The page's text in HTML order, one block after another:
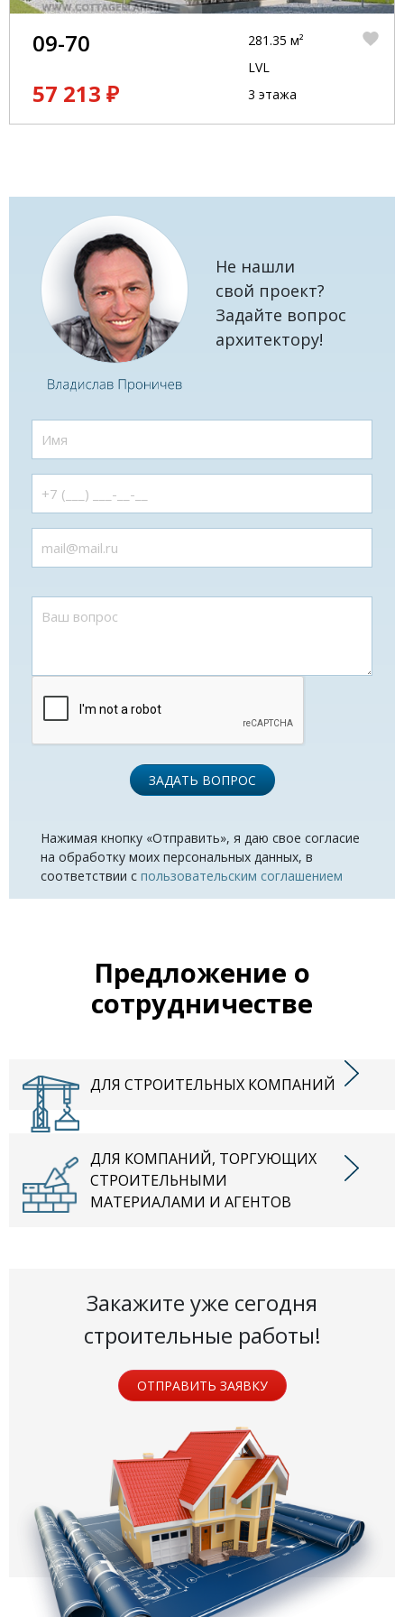
09-70
57 213 ₽
281.35 м²
LVL
3 этажа
Не нашли
свой проект?
Задайте вопрос
архитектору!
ЗАДАТЬ ВОПРОС
Нажимая кнопку «Отправить», я даю свое согласие
на обработку моих персональных данных, в
соответствии с пользовательским соглашением
Предложение о
сотрудничестве
ДЛЯ СТРОИТЕЛЬНЫХ КОМПАНИЙ
ДЛЯ КОМПАНИЙ, ТОРГУЮЩИХ
СТРОИТЕЛЬНЫМИ
МАТЕРИАЛАМИ И АГЕНТОВ
Закажите уже сегодня
строительные работы!
ОТПРАВИТЬ ЗАЯВКУ